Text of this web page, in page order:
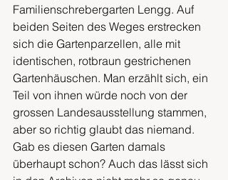
Familienschrebergarten Lengg. Auf
beiden Seiten des Weges erstrecken
sich die Gartenparzellen, alle mit
identischen, rotbraun gestrichenen
Gartenhäuschen. Man erzählt sich, ein
Teil von ihnen würde noch von der
grossen Landesausstellung stammen,
aber so richtig glaubt das niemand.
Gab es diesen Garten damals
überhaupt schon? Auch das lässt sich